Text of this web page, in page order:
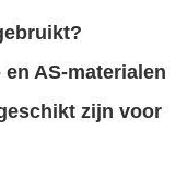
AS-materialen
zijn voor